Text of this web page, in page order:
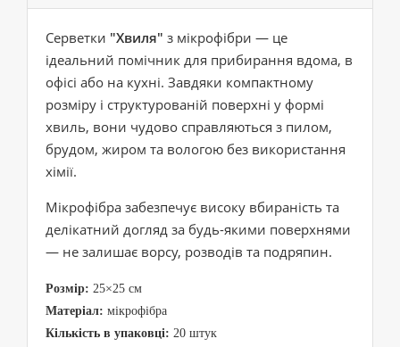
Серветки "Хвиля" з мікрофібри — це
ідеальний помічник для прибирання вдома, в
офісі або на кухні. Завдяки компактному
розміру і структурованій поверхні у формі
хвиль, вони чудово справляються з пилом,
брудом, жиром та вологою без використання
хімії.
Мікрофібра забезпечує високу вбираність та
делікатний догляд за будь-якими поверхнями
— не залишає ворсу, розводів та подряпин.
Розмір: 25×25 см
Матеріал: мікрофібра
Кількість в упаковці: 20 штук